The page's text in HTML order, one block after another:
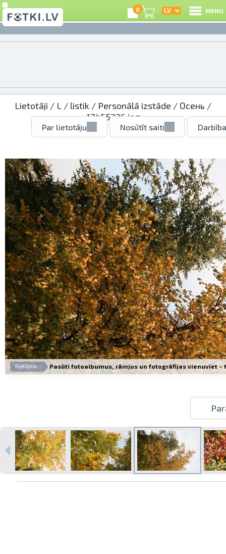
Izdrukas 1h laikā Rīgā – pasūtiet
0 MENU
Lietotāji / L / listik / Personālā izstāde / Осень /
17455226.jpg
Par lietotāju Nosūtīt saiti
Reklāma Pasūti fotoalbumus, rāmjus un fotogrāfijas vienuviet –